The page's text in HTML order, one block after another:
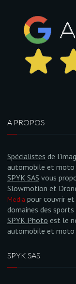
A PROPOS
Spécialistes de
automobile et moto
SPYK SAS vous
Slowmotion et
Media pour couvrir
domaines des sports
SPYK Photo est le
automobile et moto
SPYK SAS